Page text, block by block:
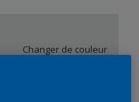
Changer de couleur